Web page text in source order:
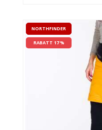
NORTHFINDER
RABATT 17 %